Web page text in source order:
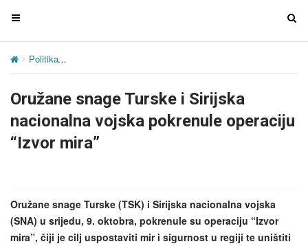
T
g
e
n
a
t
i
T
n
Politika
Oružane snage Turske i Sirijska
nacionalna vojska pokrenule operaciju
“Izvor mira”
Oružane snage Turske (TSK) i Sirijska nacionalna vojska
(SNA) u srijedu, 9. oktobra, pokrenule su operaciju “Izvor
mira”, čiji je cilj uspostaviti mir i sigurnost u regiji te uništiti